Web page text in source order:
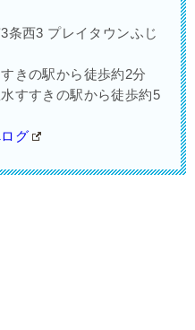
3 プレイタウンふじ
きの駅から徒歩約2分
きの駅から徒歩約5
グ